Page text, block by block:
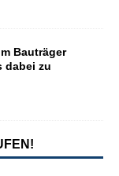
Bauträger
dabei zu